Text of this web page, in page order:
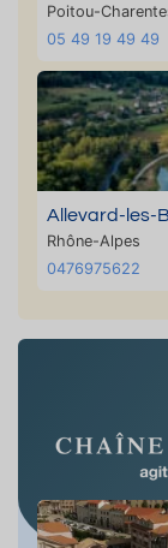
Poitou-
05 49 19 49 49
Allevard-les-
Rhône-Alpes
0476975622